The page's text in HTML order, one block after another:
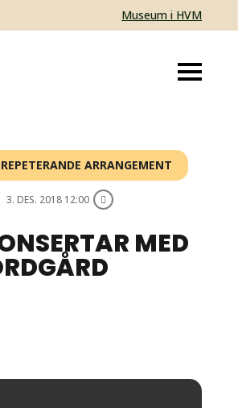
Museum i HVM
ARRANGEMENT
3. DES. 2018 12:00
MED